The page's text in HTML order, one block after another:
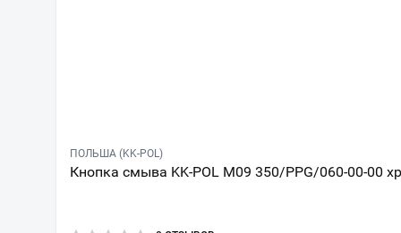
ПОЛЬША (KK-POL)
Кнопка смыва KK-POL M09 350/PPG/060-00-00